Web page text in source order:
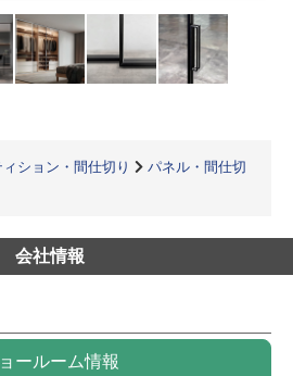
ション・間仕切り
パネル・間仕切
会社情報
ールーム情報